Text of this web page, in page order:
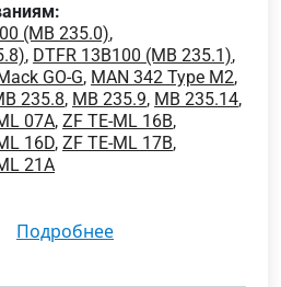
(MB 235.0),
, DTFR 13B100 (MB 235.1),
GO-G, MAN 342 Type M2,
235.8, MB 235.9, MB 235.14,
07A, ZF TE-ML 16B,
16D, ZF TE-ML 17B,
21A
подробнее